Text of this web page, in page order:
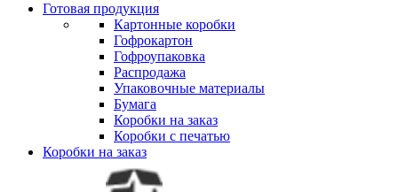
Готовая продукция
Картонные коробки
Гофрокартон
Гофроупаковка
Распродажа
Упаковочные материалы
Бумага
Коробки на заказ
Коробки с печатью
Коробки на заказ